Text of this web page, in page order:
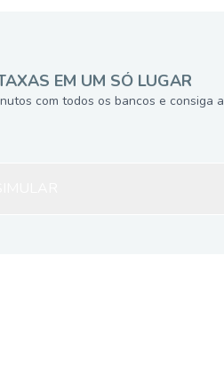
EM UM SÓ LUGAR
com todos os bancos e consiga a